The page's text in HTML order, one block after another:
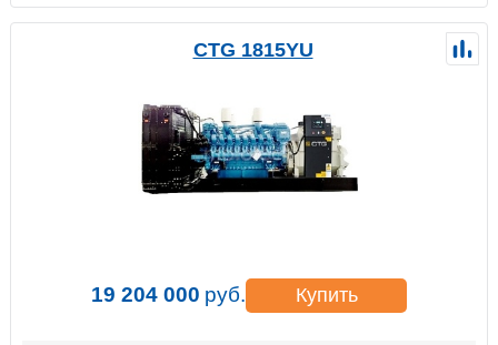
CTG 1815YU
19 204 000 руб. Купить